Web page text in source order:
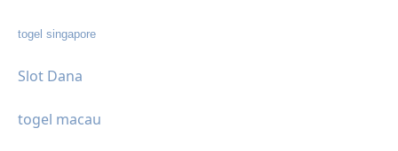
togel singapore
Slot Dana
togel macau